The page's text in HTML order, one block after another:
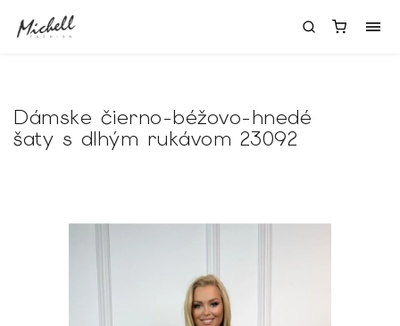
Dámske čierno-béžovo-hnedé
šaty s dlhým rukávom 23092